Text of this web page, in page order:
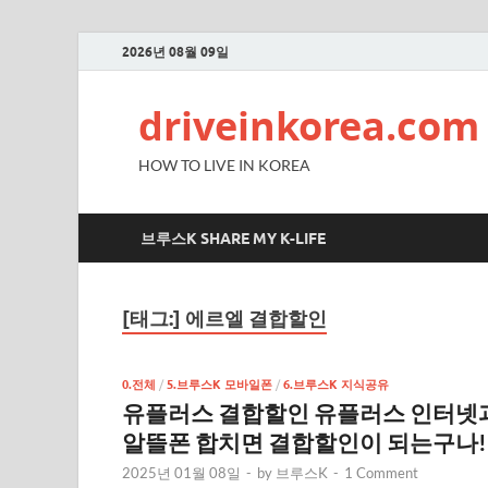
2026년 08월 09일
driveinkorea.com
HOW TO LIVE IN KOREA
브루스K SHARE MY K-LIFE
[태그:] 에르엘 결합할인
0.전체 / 5.브루스K 모바일폰 / 6.브루스K 지식공유
유플러스 결합할인 유플러스 인터넷
알뜰폰 합치면 결합할인이 되는구나!
2025년 01월 08일 - by 브루스K - 1 Comment